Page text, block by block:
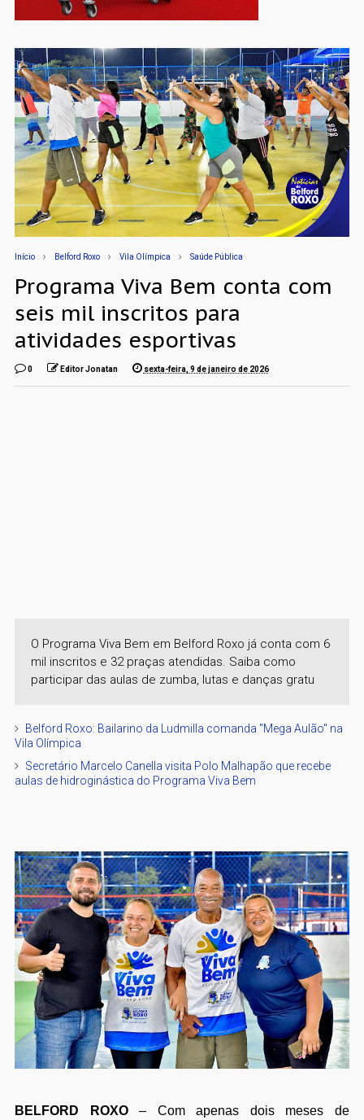
Início Belford Roxo Vila Olímpica Saúde Pública
Programa Viva Bem conta com
seis mil inscritos para
atividades esportivas
0 Editor Jonatan sexta-feira, 9 de janeiro de 2026
O Programa Viva Bem em Belford Roxo já conta com 6
mil inscritos e 32 praças atendidas. Saiba como
participar das aulas de zumba, lutas e danças gratu
Belford Roxo: Bailarino da Ludmilla comanda "Mega Aulão" na
Vila Olímpica
Secretário Marcelo Canella visita Polo Malhapão que recebe
aulas de hidroginástica do Programa Viva Bem
BELFORD ROXO– Com apenas dois meses de